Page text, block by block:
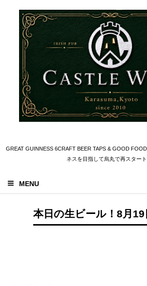
GREAT GUINNESS 6CRAFT BEER TAPS & GOOD
ネスを目指して烏丸で再スタート
MENU
本日の生ビール！8月19